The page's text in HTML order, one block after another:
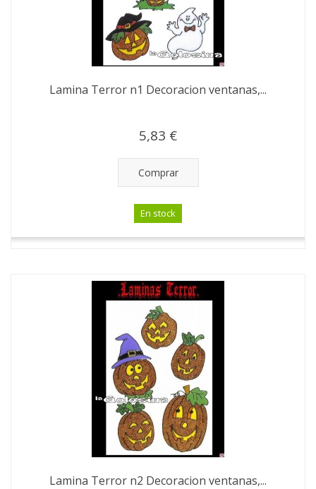
Lamina Terror n1 Decoracion ventanas,...
5,83 €
Comprar
En stock
Lamina Terror n2 Decoracion ventanas,...